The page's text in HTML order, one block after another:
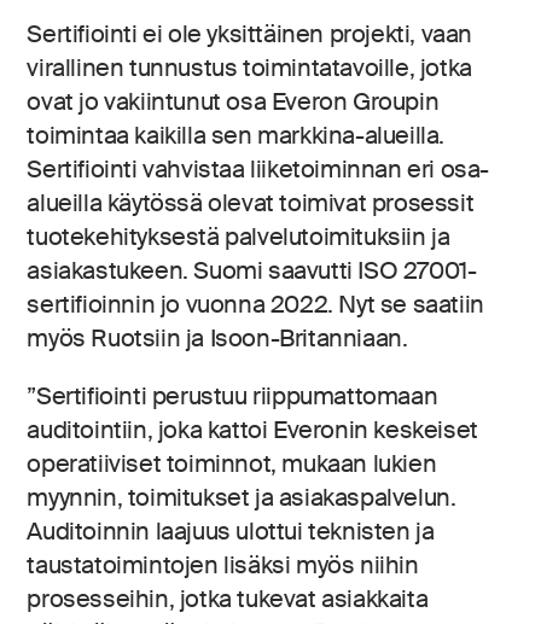
Sertifiointi ei ole yksittäinen projekti, vaan
virallinen tunnustus toimintatavoille, jotka
ovat jo vakiintunut osa Everon Groupin
toimintaa kaikilla sen markkina-alueilla.
Sertifiointi vahvistaa liiketoiminnan eri osa-
alueilla käytössä olevat toimivat prosessit
tuotekehityksestä palvelutoimituksiin ja
asiakastukeen. Suomi saavutti ISO 27001-
sertifioinnin jo vuonna 2022. Nyt se saatiin
myös Ruotsiin ja Isoon-Britanniaan.
”Sertifiointi perustuu riippumattomaan
auditointiin, joka kattoi Everonin keskeiset
operatiiviset toiminnot, mukaan lukien
myynnin, toimitukset ja asiakaspalvelun.
Auditoinnin laajuus ulottui teknisten ja
taustatoimintojen lisäksi myös niihin
prosesseihin, jotka tukevat asiakkaita